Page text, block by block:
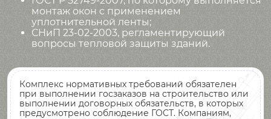
монтаж окон с применением
уплотнительной ленты;
СНиП 23-02-2003, регламентирующий
вопросы тепловой защиты зданий.
Комплекс нормативных требований обязателен
при выполнении госзаказов на строительство или
выполнении договорных обязательств, в которых
предусмотрено соблюдение ГОСТ. Компаниям,